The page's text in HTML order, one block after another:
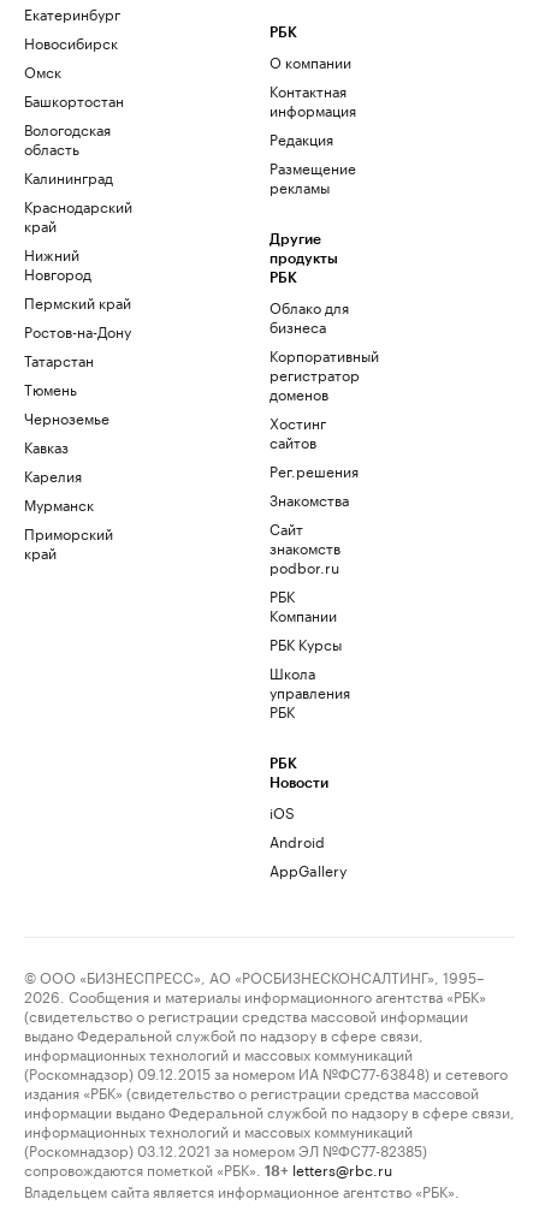
Екатеринбург
Новосибирск
Омск
Башкортостан
Вологодская
область
Калининград
Краснодарский
край
Нижний
Новгород
Пермский край
Ростов-на-Дону
Татарстан
Тюмень
Черноземье
Кавказ
Карелия
Мурманск
Приморский
край
РБК
О компании
Контактная
информация
Редакция
Размещение
рекламы
Другие
продукты
РБК
Облако для
бизнеса
Корпоративный
регистратор
доменов
Хостинг
сайтов
Рег.решения
Знакомства
Сайт
знакомств
podbor.ru
РБК
Компании
РБК Курсы
Школа
управления
РБК
РБК
Новости
iOS
Android
AppGallery
© ООО «БИЗНЕСПРЕСС», АО «РОСБИЗНЕСКОНСАЛТИНГ», 1995–
2026. Сообщения и материалы информационного агентства «РБК»
(свидетельство о регистрации средства массовой информации
выдано Федеральной службой по надзору в сфере связи,
информационных технологий и массовых коммуникаций
(Роскомнадзор) 09.12.2015 за номером ИА №ФС77-63848) и сетевого
издания «РБК» (свидетельство о регистрации средства массовой
информации выдано Федеральной службой по надзору в сфере связи,
информационных технологий и массовых коммуникаций
(Роскомнадзор) 03.12.2021 за номером ЭЛ №ФС77-82385)
сопровождаются пометкой «РБК».
18+ letters@rbc.ru
Владельцем сайта является информационное агентство «РБК».